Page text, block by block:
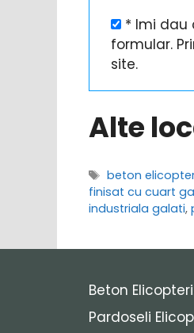
* Imi
formular.
site.
Alte
Etichete
beton
finisat cu cuart
industriala galati,
Beton
Pardoseli